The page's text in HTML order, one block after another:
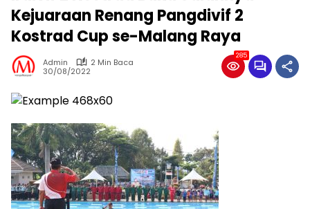
Kejuaraan Renang Pangdivif 2
Kostrad Cup se-Malang Raya
Admin
2 Min Baca
30/08/2022
285